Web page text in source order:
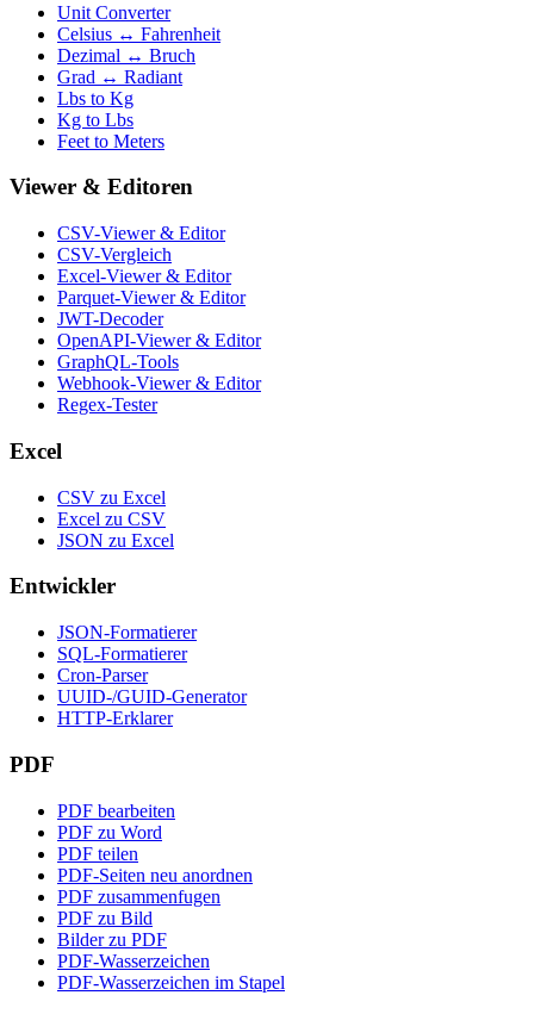
Unit Converter
Celsius ↔ Fahrenheit
Dezimal ↔ Bruch
Grad ↔ Radiant
Lbs to Kg
Kg to Lbs
Feet to Meters
Viewer & Editoren
CSV-Viewer & Editor
CSV-Vergleich
Excel-Viewer & Editor
Parquet-Viewer & Editor
JWT-Decoder
OpenAPI-Viewer & Editor
GraphQL-Tools
Webhook-Viewer & Editor
Regex-Tester
Excel
CSV zu Excel
Excel zu CSV
JSON zu Excel
Entwickler
JSON-Formatierer
SQL-Formatierer
Cron-Parser
UUID-/GUID-Generator
HTTP-Erklarer
PDF
PDF bearbeiten
PDF zu Word
PDF teilen
PDF-Seiten neu anordnen
PDF zusammenfugen
PDF zu Bild
Bilder zu PDF
PDF-Wasserzeichen
PDF-Wasserzeichen im Stapel